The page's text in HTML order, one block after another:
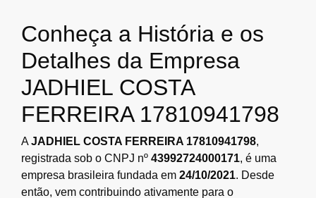
Conheça a História e os
Detalhes da Empresa
JADHIEL COSTA
FERREIRA 17810941798
AJADHIEL COSTA FERREIRA 17810941798,
registrada sob o CNPJ nº 43992724000171, é uma
empresa brasileira fundada em 24/10/2021. Desde
então, vem contribuindo ativamente para o